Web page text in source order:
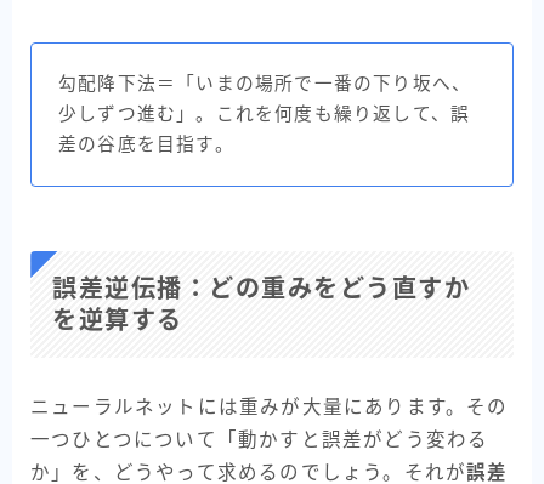
勾配降下法＝「いまの場所で一番の下り坂へ、
少しずつ進む」。これを何度も繰り返して、誤
差の谷底を目指す。
誤差逆伝播：どの重みをどう直すか
を逆算する
ニューラルネットには重みが大量にあります。その
一つひとつについて「動かすと誤差がどう変わる
か」を、どうやって求めるのでしょう。それが誤差